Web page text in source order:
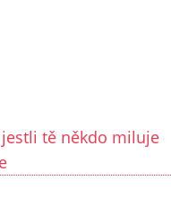
tě někdo miluje